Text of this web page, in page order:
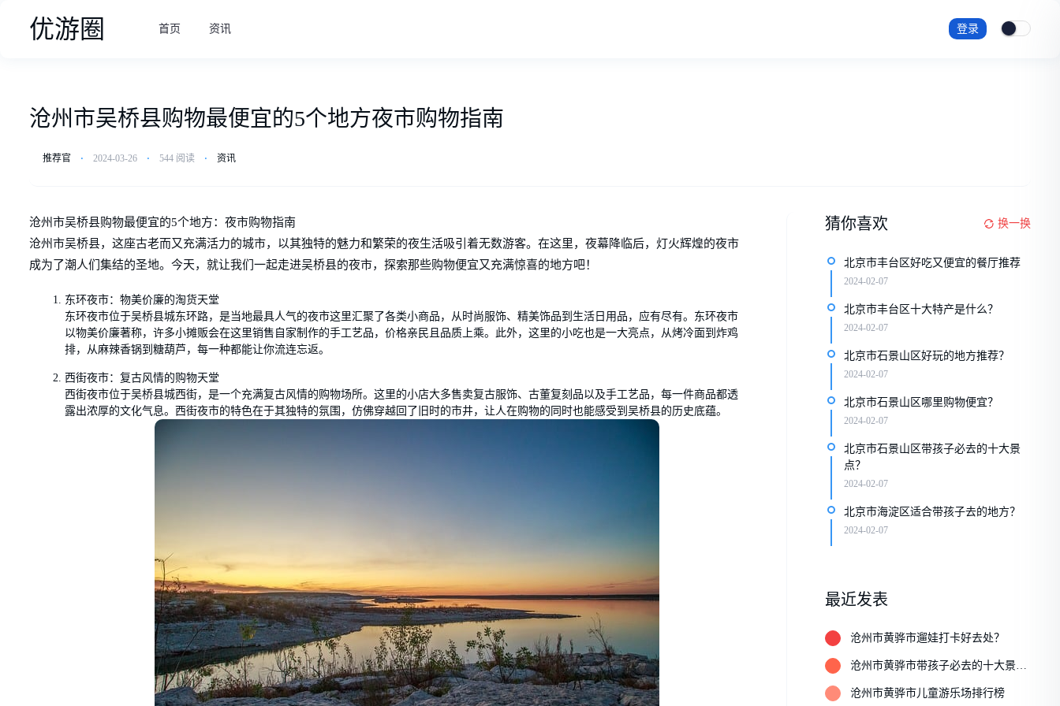
优游圈 首页 资讯 登录
沧州市吴桥县购物最便宜的5个地方夜市购物指南
推荐官 ⋅ 2024-03-26 ⋅ 544 阅读 ⋅ 资讯
沧州市吴桥县购物最便宜的5个地方：夜市购物指南
沧州市吴桥县，这座古老而又充满活力的城市，以其独特的魅力和繁荣的夜生活吸引着无数游客。在这里，夜幕降临后，灯火辉煌的夜市
成为了潮人们集结的圣地。今天，就让我们一起走进吴桥县的夜市，探索那些购物便宜又充满惊喜的地方吧！
东环夜市：物美价廉的淘货天堂
东环夜市位于吴桥县城东环路，是当地最具人气的夜市这里汇聚了各类小商品，从时尚服饰、精美饰品到生活日用品，应有尽有。东环夜市
以物美价廉著称，许多小摊贩会在这里销售自家制作的手工艺品，价格亲民且品质上乘。此外，这里的小吃也是一大亮点，从烤冷面到炸鸡
排，从麻辣香锅到糖葫芦，每一种都能让你流连忘返。
西街夜市：复古风情的购物天堂
西街夜市位于吴桥县城西街，是一个充满复古风情的购物场所。这里的小店大多售卖复古服饰、古董复刻品以及手工艺品，每一件商品都透
露出浓厚的文化气息。西街夜市的特色在于其独特的氛围，仿佛穿越回了旧时的市井，让人在购物的同时也能感受到吴桥县的历史底蕴。
猜你喜欢 换一换
北京市丰台区好吃又便宜的餐厅推荐
2024-02-07
北京市丰台区十大特产是什么？
2024-02-07
北京市石景山区好玩的地方推荐？
2024-02-07
北京市石景山区哪里购物便宜？
2024-02-07
北京市石景山区带孩子必去的十大景
点？
2024-02-07
北京市海淀区适合带孩子去的地方？
2024-02-07
最近发表
沧州市黄骅市遛娃打卡好去处？
沧州市黄骅市带孩子必去的十大景
沧州市黄骅市儿童游乐场排行榜